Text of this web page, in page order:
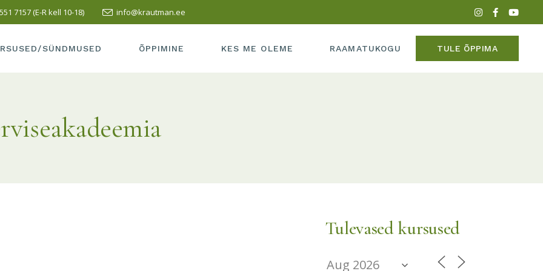
7157 (E-R kell 10-18) info@krautman.ee
SÜNDMUSED
KURSUS
ÕPPIMINE
PRAKTIKA
KES ME OLEME RAAMATUKOGU TULE ÕPPIMA
SÜNDMUSED
KURSUS
SISSEASTUMINE
ÕPPEMAKS
HEA TAVA
ÕPETAJAD
MEIE KOOLIPERE
Tulevased kursused